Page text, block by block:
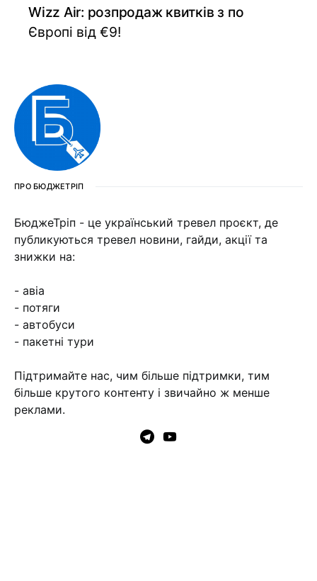
Wizz Air: розпродаж квитків з по
Європі від €9!
ПРО БЮДЖЕТРІП
БюджеТріп - це український тревел проєкт, де
публикуються тревел новини, гайди, акції та
знижки на:
- авіа
- потяги
- автобуси
- пакетні тури
Підтримайте нас, чим більше підтримки, тим
більше крутого контенту і звичайно ж менше
реклами.